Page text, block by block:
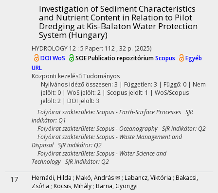
Investigation of Sediment Characteristics
and Nutrient Content in Relation to Pilot
Dredging at Kis-Balaton Water Protection
System (Hungary)
HYDROLOGY 12 : 5 Paper: 112 , 32 p. (2025)
DOIWoS SOE Publicatio repozitóriumScopus
Egyéb
URL
Központi kezelésűTudományos
Nyilvános idéző összesen: 3 | Független: 3 | Függő: 0 | Nem
jelölt: 0 | WoS jelölt: 2 | Scopus jelölt: 1 | WoS/Scopus
jelölt: 2 | DOI jelölt: 3
Folyóirat szakterülete: Scopus - Earth-Surface Processes SJR
indikátor: Q1
Folyóirat szakterülete: Scopus - Oceanography SJR indikátor: Q2
Folyóirat szakterülete: Scopus - Waste Management and
Disposal SJR indikátor: Q2
Folyóirat szakterülete: Scopus - Water Science and
Technology SJR indikátor: Q2
17 Hernádi, Hilda ; Makó, András ✉ ; Labancz, Viktória ; Bakacsi,
Zsófia ; Kocsis, Mihály ; Barna, Gyöngyi